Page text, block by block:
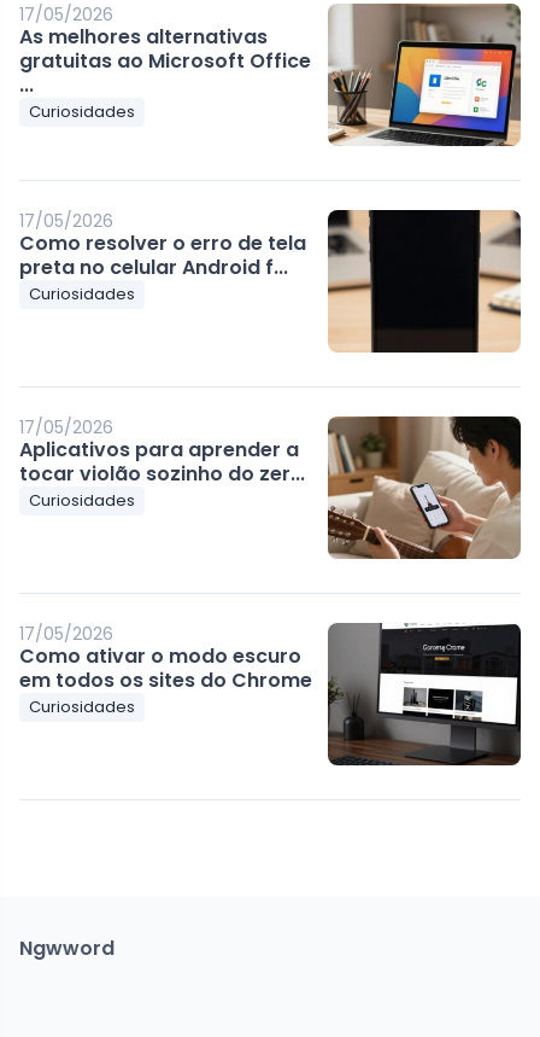
17/05/2026
As melhores alternativas
gratuitas ao Microsoft Office
...
Curiosidades
17/05/2026
Como resolver o erro de tela
preta no celular Android f...
Curiosidades
17/05/2026
Aplicativos para aprender a
tocar violão sozinho do zer...
Curiosidades
17/05/2026
Como ativar o modo escuro
em todos os sites do Chrome
Curiosidades
Ngwword